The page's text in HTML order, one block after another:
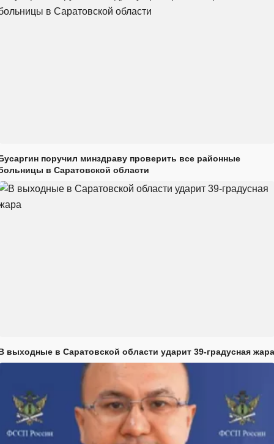
поручил минздраву проверить все районные
в Саратовской области
выходные в Саратовской области ударит 39-градусная жара